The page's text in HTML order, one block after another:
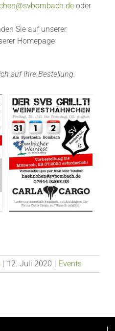
oder
Sie auf unserer
Homepage
auf Ihre Bestellung.
| 12. Juli 2020 | Events